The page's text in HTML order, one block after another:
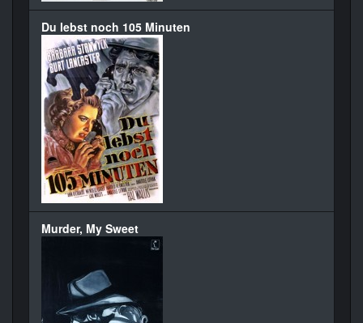
Du lebst noch 105 Minuten
Murder, My Sweet